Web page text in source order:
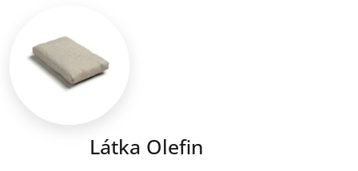
Látka Olefin